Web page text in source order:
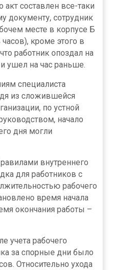
акт составлен все-таки
документу, сотрудник
месте в корпусе Б
кроме этого в
работник опоздал на
ушел на час раньше.
специалиста
из сложившейся
по устной
начало
дня могли
внутреннего
для работников с
рабочего
время начала
окончания работы –
учета рабочего
за спорные дни было
Относительно ухода
×